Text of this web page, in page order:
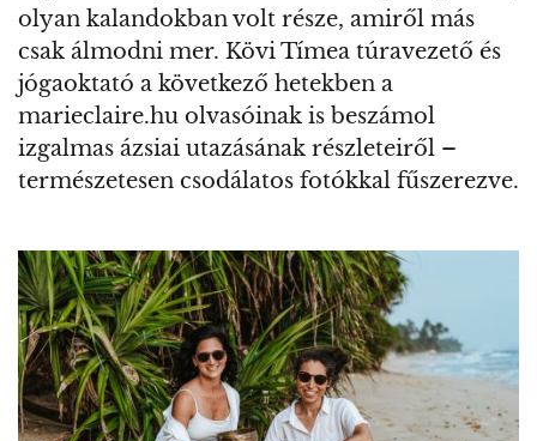
olyan kalandokban volt része, amiről más
csak álmodni mer. Kövi Tímea túravezető és
jógaoktató a következő hetekben a
marieclaire.hu olvasóinak is beszámol
izgalmas ázsiai utazásának részleteiről –
természetesen csodálatos fotókkal fűszerezve.